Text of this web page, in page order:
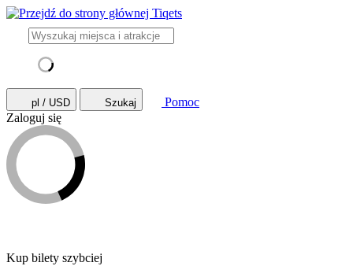
pl / USD Szukaj
Pomoc
Zaloguj się
Kup bilety szybciej